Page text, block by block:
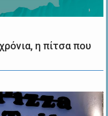
η πίτσα που